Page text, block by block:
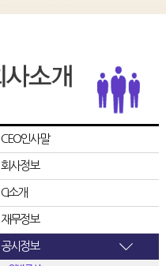
CEO인사말
회사정보
CI소개
재무정보
공시정보